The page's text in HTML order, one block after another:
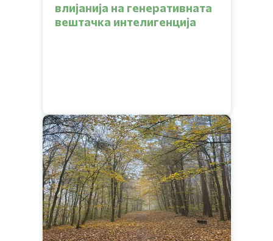
влијанија на генеративната
вештачка интелигенција